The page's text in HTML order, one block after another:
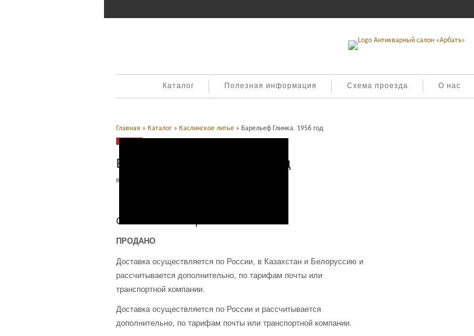
Каталог Полезная информация Схема проезда О нас
Главная » Каталог » Каслинское литье » Барельеф Глинка. 1956 год
Продано
Барельеф Глинка. 1956 год
Категория:
Описание товара
ПРОДАНО
Доставка осуществляется по России, в Казахстан и Белоруссию и
рассчитывается дополнительно, по тарифам почты или
транспортной компании.
Доставка осуществляется по России и рассчитывается
дополнительно, по тарифам почты или транспортной компании.